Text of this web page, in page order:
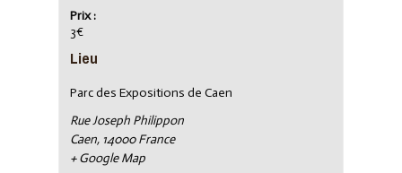
Prix :
3€
Lieu
Parc des Expositions de Caen
Rue Joseph Philippon
Caen, 14000 France
+ Google Map